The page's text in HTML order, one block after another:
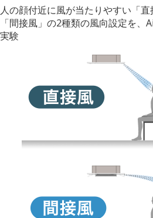
人の顔付近に風が当たりやすい「
「間接風」の2種類の風向設定を、
実験